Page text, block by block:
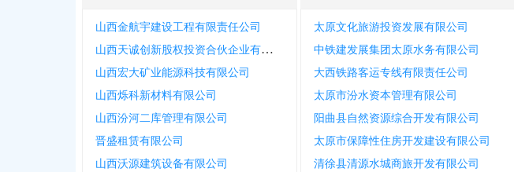
山西金航宇建设工程有限责任公司
山西天诚创新股权投资合伙企业有限合伙
山西宏大矿业能源科技有限公司
山西烁科新材料有限公司
山西汾河二库管理有限公司
晋盛租赁有限公司
山西沃源建筑设备有限公司
太原文化旅游投资发展有限公司
中铁建发展集团太原水务有限公司
大西铁路客运专线有限责任公司
太原市汾水资本管理有限公司
阳曲县自然资源综合开发有限公司
太原市保障性住房开发建设有限公司
清徐县清源水城商旅开发有限公司